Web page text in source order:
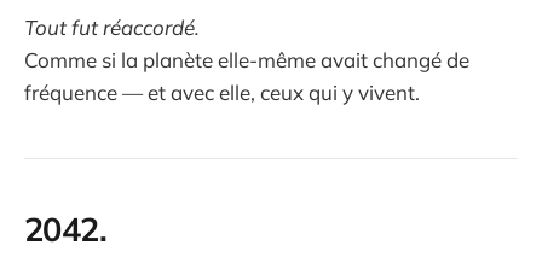
Tout fut réaccordé.
Comme si la planète elle-même avait changé de
fréquence — et avec elle, ceux qui y vivent.
2042.